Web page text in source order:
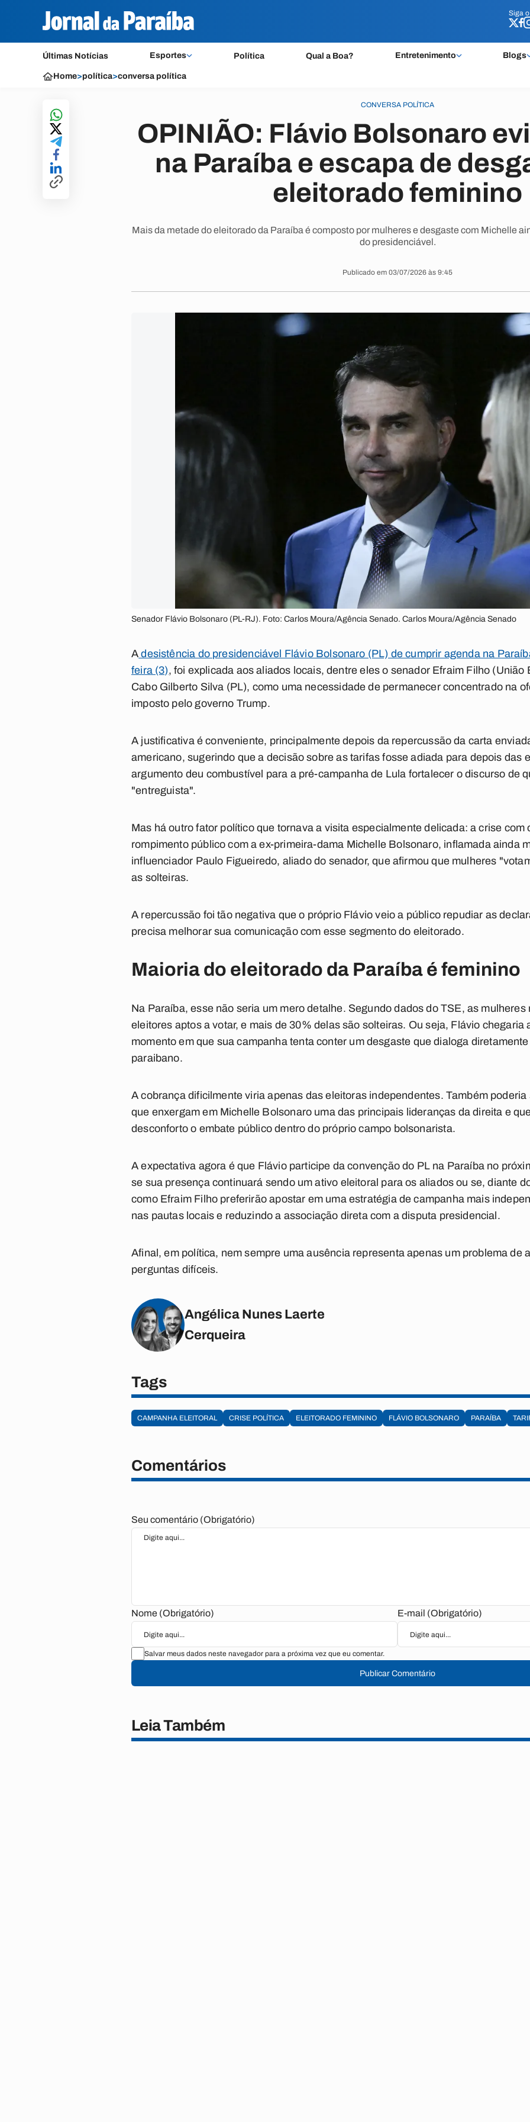
Siga
Últimas Notícias Esportes Política Qual a Boa? Entretenimento Blogs
Siga
Home>política>conversa política
CONVERSA POLÍTICA
OPINIÃO: Flávio Bolsonaro
na Paraíba e escapa de
eleitorado feminino
Mais da metade do eleitorado da Paraíba é composto por mulheres e desgaste com Michelle
do presidenciável.
Publicado em 03/07/2026 às 9:45
Senador Flávio Bolsonaro (PL-RJ). Foto: Carlos Moura/Agência Senado. Carlos Moura/Agência Senado
A desistência do presidenciável Flávio Bolsonaro (PL) de cumprir agenda na
feira (3), foi explicada aos aliados locais, dentre eles o senador Efraim Filho (União
Cabo Gilberto Silva (PL), como uma necessidade de permanecer concentrado na
imposto pelo governo Trump.
A justificativa é conveniente, principalmente depois da repercussão da carta
americano, sugerindo que a decisão sobre as tarifas fosse adiada para depois das
argumento deu combustível para a pré-campanha de Lula fortalecer o discurso de
"entreguista".
Mas há outro fator político que tornava a visita especialmente delicada: a crise com
rompimento público com a ex-primeira-dama Michelle Bolsonaro, inflamada ainda
influenciador Paulo Figueiredo, aliado do senador, que afirmou que mulheres
as solteiras.
A repercussão foi tão negativa que o próprio Flávio veio a público repudiar as
precisa melhorar sua comunicação com esse segmento do eleitorado.
Maioria do eleitorado da Paraíba é feminino
Na Paraíba, esse não seria um mero detalhe. Segundo dados do TSE, as
eleitores aptos a votar, e mais de 30% delas são solteiras. Ou seja, Flávio chegaria
momento em que sua campanha tenta conter um desgaste que dialoga
paraibano.
A cobrança dificilmente viria apenas das eleitoras independentes. Também
que enxergam em Michelle Bolsonaro uma das principais lideranças da direita e
desconforto o embate público dentro do próprio campo bolsonarista.
A expectativa agora é que Flávio participe da convenção do PL na Paraíba no
se sua presença continuará sendo um ativo eleitoral para os aliados ou se, diante
como Efraim Filho preferirão apostar em uma estratégia de campanha mais
nas pautas locais e reduzindo a associação direta com a disputa presidencial.
Afinal, em política, nem sempre uma ausência representa apenas um problema de
perguntas difíceis.
Angélica Nunes Laerte
Cerqueira
Tags
CAMPANHA ELEITORAL CRISE POLÍTICA ELEITORADO FEMININO FLÁVIO BOLSONARO PARAÍBA
Comentários
Seu comentário (Obrigatório)
Nome (Obrigatório) E-mail (Obrigatório)
Salvar meus dados neste navegador para a próxima vez que eu comentar.
Publicar Comentário
Leia Também